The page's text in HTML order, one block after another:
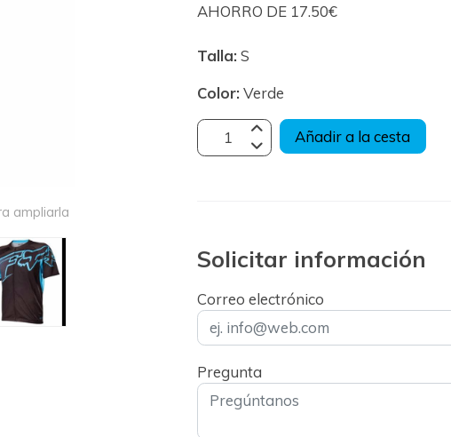
ampliarla
AHORRO DE 17.50€
Talla: S
Color: Verde
Añadir a la cesta
Solicitar información
Correo electrónico
Pregunta